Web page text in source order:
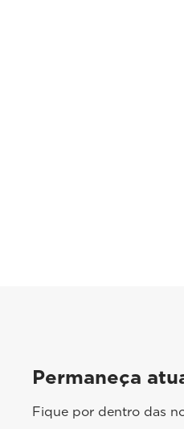
Permaneça
Fique por dentro das